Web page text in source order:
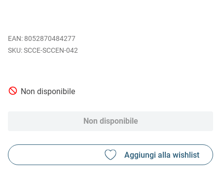
EAN: 8052870484277
SCCE-SCCEN-042
Non disponibile
Non disponibile